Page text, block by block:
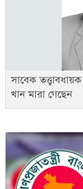
সাবেক
খান মারা গেছেন